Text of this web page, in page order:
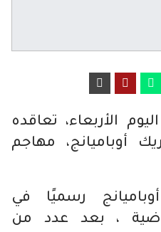
الأربعاء، تعاقده
أوباميانج، مهاجم
رسميًا في
، بعد عدد من